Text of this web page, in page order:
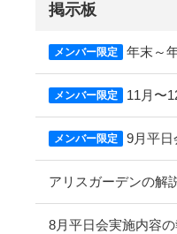
掲示板
メンバー限定 年末～
メンバー限定 11月〜
メンバー限定 9月平
アリスガーデンの解
8月平日会実施内容